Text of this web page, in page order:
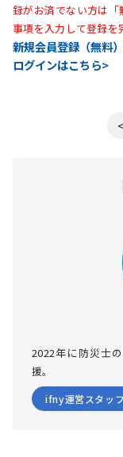
録がお済でない方は
事項を入力して登録を
新規会員登録（無料
ログインはこちら>
2022年に防災士
援。
ifny運営スタッ